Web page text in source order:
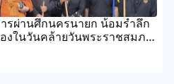
รผ่านศึกนครนายก น้อมรำลึก
ในวันคล้ายวันพระราชสมภพ
ะบรมราชชนนีพันปีหลวง 12